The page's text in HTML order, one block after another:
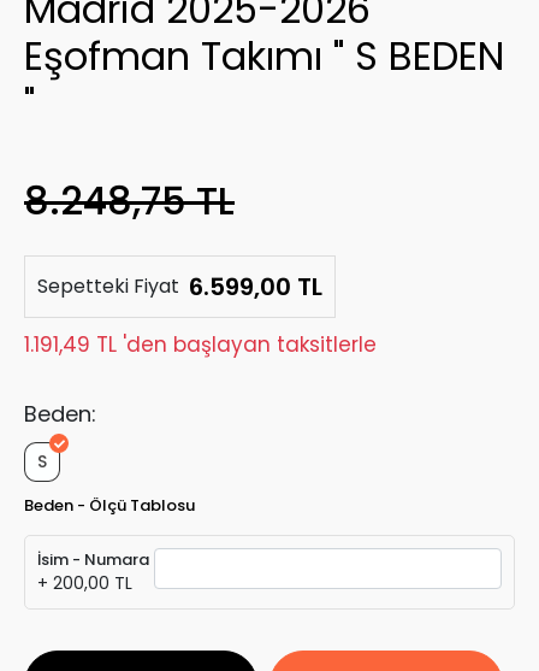
Eşofman Takımı " S BEDEN
"
8.248,75 TL
Sepetteki Fiyat 6.599,00 TL
1.191,49 TL 'den başlayan taksitlerle
Beden:
S
Beden - Ölçü Tablosu
İsim - Numara
+ 200,00 TL